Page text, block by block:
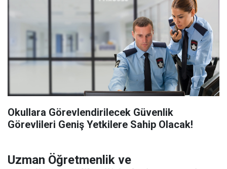
Okullara Görevlendirilecek Güvenlik
Görevlileri Geniş Yetkilere Sahip Olacak!
Uzman Öğretmenlik ve